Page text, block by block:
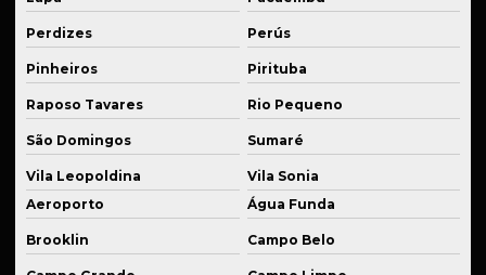
Fornecedor de usinagem industrial
Industrialização de peças
Kit de suspensão esportiva
Manutenção de equipamentos
Manutenção de equipamentos industriais
Manutenção de máquina industrial
Perdizes Perús
Pinheiros Pirituba
Raposo Tavares Rio Pequeno
São Domingos Sumaré
Vila Leopoldina
Vila Sonia
Aeroporto
Água Funda
Brooklin Campo Belo